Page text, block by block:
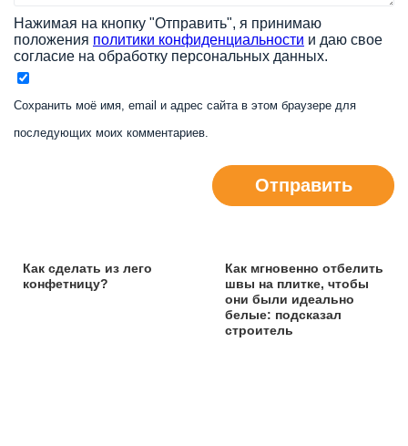
Нажимая на кнопку "Отправить", я принимаю
положения политики конфиденциальности и даю свое
согласие на обработку персональных данных.
Сохранить моё имя, email и адрес сайта в этом браузере для
последующих моих комментариев.
Отправить
Как сделать из лего
конфетницу?
Как мгновенно отбелить
швы на плитке, чтобы
они были идеально
белые: подсказал
строитель